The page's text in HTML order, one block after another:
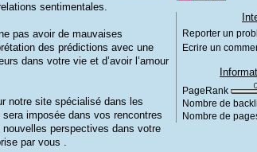
sentimentales.
pas avoir de mauvaises
des prédictions avec une
dans votre vie et d’avoir l’amour
notre site spécialisé dans les
imposée dans vos rencontres
perspectives dans votre
par vous .
Reporter un
Ecrire un
PageRank
Nombre de
Nombre de